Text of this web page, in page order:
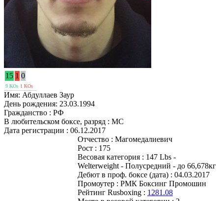
15 1 0
9 KOs 1 KOs
Имя: Абдуллаев Заур
День рождения: 23.03.1994
Гражданство : РФ
В любительском боксе, разряд : МС
Дата регистрации : 06.12.2017
Отчество : Магомедалиевич
Рост : 175
Весовая категория : 147 Lbs -
Welterweight - Полусредний - до 66,678кг
Дебют в проф. боксе (дата) : 04.03.2017
Промоутер : РМК Боксинг Промошин
Рейтинг Rusboxing : 1281.08